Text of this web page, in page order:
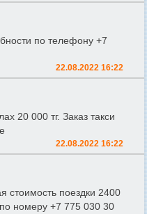
по телефону +7
22.08.2022 16:22
20 000 тг. Заказ такси
22.08.2022 16:22
стоимость поездки 2400
по номеру +7 775 030 30